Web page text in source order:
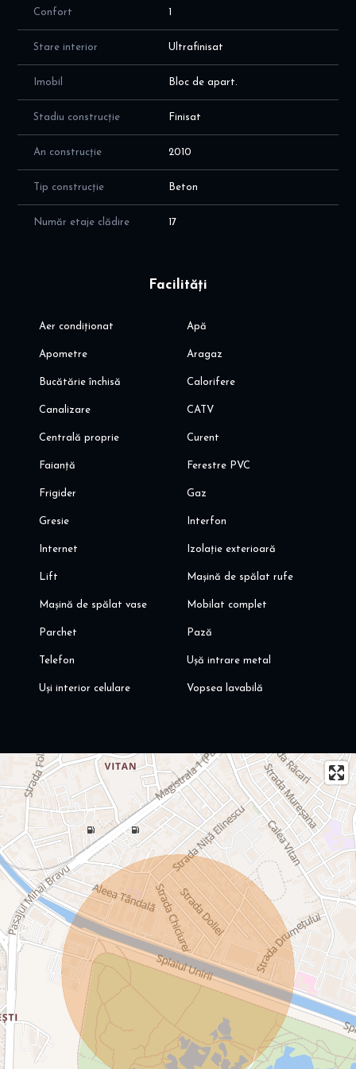
Confort 1
Stare interior Ultrafinisat
Imobil Bloc de apart.
Stadiu construcție Finisat
An construcție 2010
Tip construcție Beton
Număr etaje clădire 17
Facilități
Aer condiționat Apă
Apometre Aragaz
Bucătărie închisă Calorifere
Canalizare CATV
Centrală proprie Curent
Faianță Ferestre PVC
Frigider Gaz
Gresie Interfon
Internet Izolație exterioară
Lift Mașină de spălat rufe
Mașină de spălat vase Mobilat complet
Parchet Pază
Telefon Ușă intrare metal
Uși interior celulare Vopsea lavabilă